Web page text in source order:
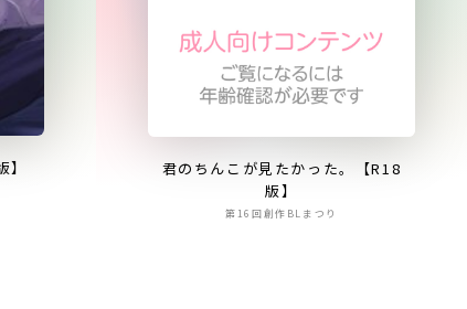
君のちんこが見たかった。【R18
版】
第16回創作BLまつり